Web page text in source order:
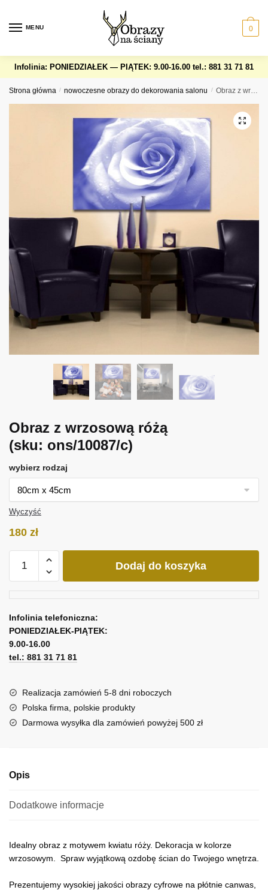
navigation
content
MENU 0
Infolinia: PONIEDZIAŁEK — PIĄTEK: 9.00-16.00 tel.: 881 31 71 81
Strona główna / nowoczesne obrazy do dekorowania salonu / Obraz z wrzosową różą
Obraz z wrzosową różą
(sku: ons/10087/c)
wybierz rodzaj
Wyczyść
180 zł
Obraz
różą
Dodaj do koszyka
Infolinia telefoniczna:
PONIEDZIAŁEK-PIĄTEK:
9.00-16.00
tel.: 881 31 71 81
Realizacja zamówień 5-8 dni roboczych
Polska firma, polskie produkty
Darmowa wysyłka dla zamówień powyżej 500 zł
Opis
Dodatkowe informacje
Idealny obraz z motywem kwiatu róży. Dekoracja w kolorze
wrzosowym. Spraw wyjątkową ozdobę ścian do Twojego wnętrza.
Prezentujemy wysokiej jakości obrazy cyfrowe na płótnie canwas,